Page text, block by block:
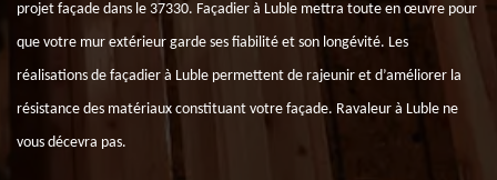
projet façade dans le 37330. Façadier à Luble mettra toute en œuvre pour
que votre mur extérieur garde ses fiabilité et son longévité. Les
réalisations de façadier à Luble permettent de rajeunir et d’améliorer la
résistance des matériaux constituant votre façade. Ravaleur à Luble ne
vous décevra pas.